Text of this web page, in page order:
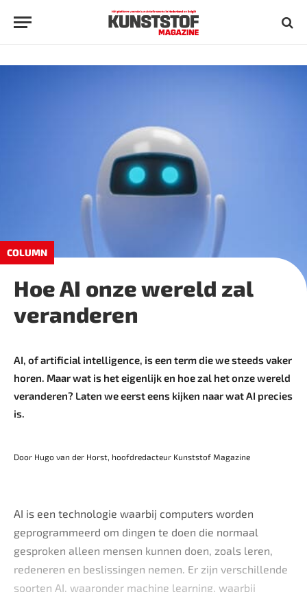
COLUMN
Hoe AI onze wereld zal
veranderen
AI, of artificial intelligence, is een term die we steeds vaker
horen. Maar wat is het eigenlijk en hoe zal het onze wereld
veranderen? Laten we eerst eens kijken naar wat AI precies
is.
Door Hugo van der Horst, hoofdredacteur Kunststof Magazine
AI is een technologie waarbij computers worden
geprogrammeerd om dingen te doen die normaal
gesproken alleen mensen kunnen doen, zoals leren,
redeneren en beslissingen nemen. Er zijn verschillende
soorten AI, waaronder machine learning, waarbij